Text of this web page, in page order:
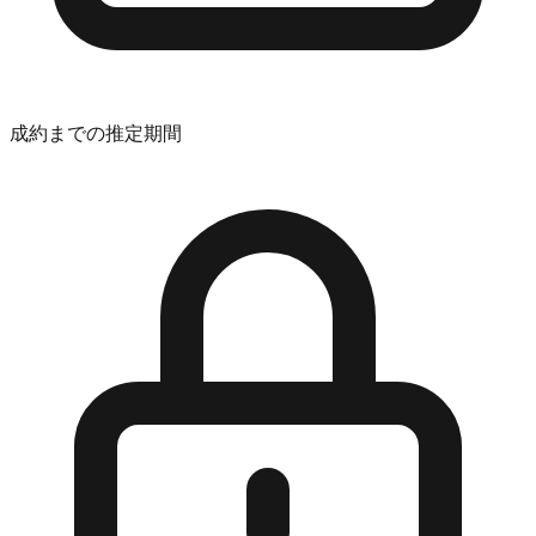
成約までの推定期間